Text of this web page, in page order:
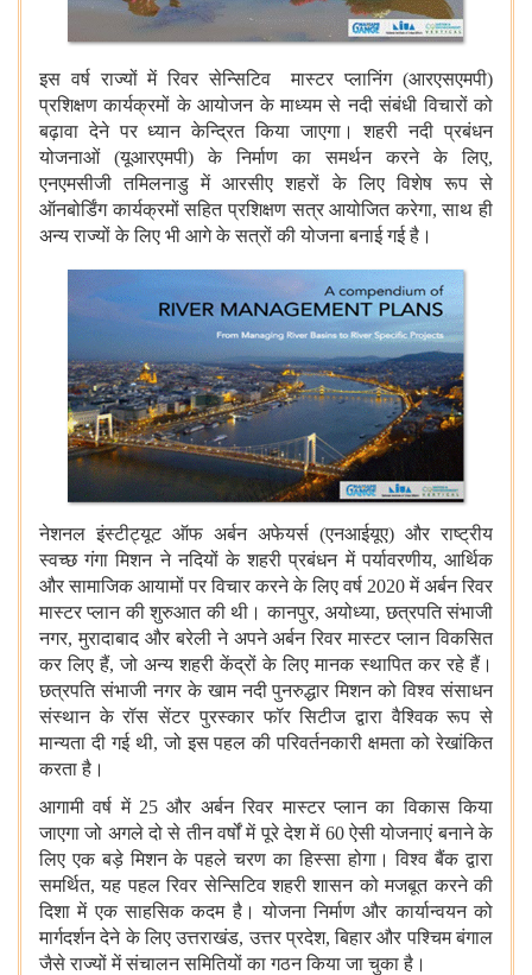
इस वर्ष राज्यों में रिवर सेन्सिटिव
मास्टर प्लानिंग (आरएसएमपी)
प्रशिक्षण कार्यक्रमों के आयोजन के माध्यम से नदी संबंधी विचारों को
बढ़ावा देने पर ध्यान केन्द्रित किया जाएगा। शहरी नदी प्रबंधन
योजनाओं (यूआरएमपी) के निर्माण का समर्थन करने के लिए,
एनएमसीजी तमिलनाडु में आरसीए शहरों के लिए विशेष रूप से
ऑनबोर्डिंग कार्यक्रमों सहित प्रशिक्षण सत्र आयोजित करेगा, साथ ही
अन्य राज्यों के लिए भी आगे के सत्रों की योजना बनाई गई है।
नेशनल इंस्टीट्यूट ऑफ अर्बन अफेयर्स (एनआईयूए) और राष्ट्रीय
स्वच्छ गंगा मिशन ने नदियों के शहरी प्रबंधन में पर्यावरणीय, आर्थिक
और सामाजिक आयामों पर विचार करने के लिए वर्ष 2020 में अर्बन रिवर
मास्टर प्लान की शुरुआत की थी। कानपुर, अयोध्या, छत्रपति संभाजी
नगर, मुरादाबाद और बरेली ने अपने अर्बन रिवर मास्टर प्लान विकसित
कर लिए हैं, जो अन्य शहरी केंद्रों के लिए मानक स्थापित कर रहे हैं।
छत्रपति संभाजी नगर के खाम नदी पुनरुद्धार मिशन को विश्व संसाधन
संस्थान के रॉस सेंटर पुरस्कार फॉर सिटीज द्वारा वैश्विक रूप से
मान्यता दी गई थी, जो इस पहल की परिवर्तनकारी क्षमता को रेखांकित
करता है।
आगामी वर्ष में 25 और अर्बन रिवर मास्टर प्लान का विकास किया
जाएगा जो अगले दो से तीन वर्षों में पूरे देश में 60 ऐसी योजनाएं बनाने के
लिए एक बड़े मिशन के पहले चरण का हिस्सा होगा। विश्व बैंक द्वारा
समर्थित, यह पहल रिवर सेन्सिटिव शहरी शासन को मजबूत करने की
दिशा में एक साहसिक कदम है। योजना निर्माण और कार्यान्वयन को
मार्गदर्शन देने के लिए उत्तराखंड, उत्तर प्रदेश, बिहार और पश्चिम बंगाल
जैसे राज्यों में संचालन समितियों का गठन किया जा चुका है।